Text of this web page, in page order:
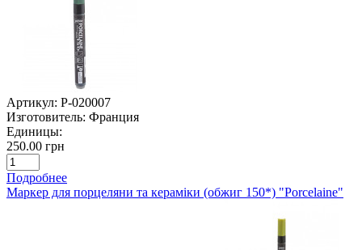
Артикул: P-020007
Изготовитель: Франция
Единицы:
250.00 грн
Подробнее
Маркер для порцеляни та кераміки (обжиг 150*) "Porcelaine"